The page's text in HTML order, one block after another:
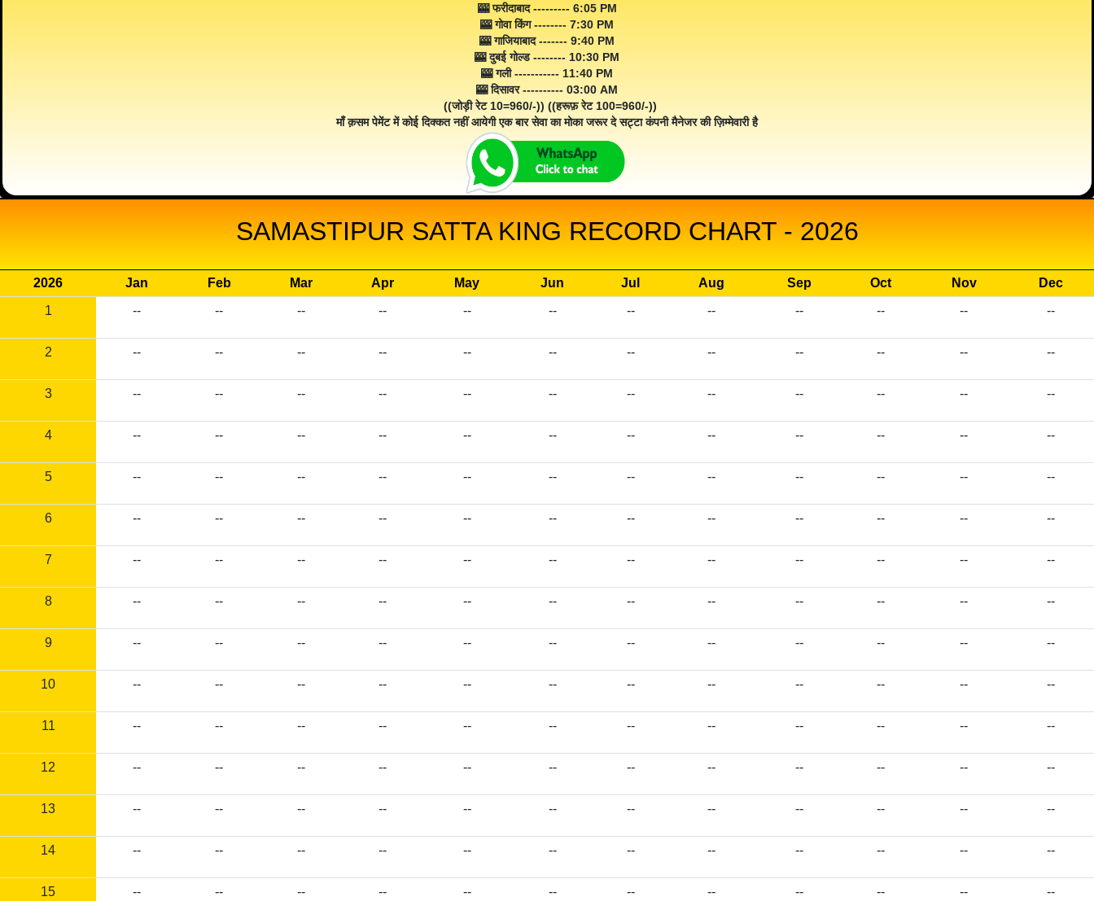
🎰 फरीदाबाद --------- 6:05 PM
🎰 गोवा किंग -------- 7:30 PM
🎰 गाजियाबाद ------- 9:40 PM
🎰 दुबई गोल्ड -------- 10:30 PM
🎰 गली ----------- 11:40 PM
🎰 दिसावर ---------- 03:00 AM
((जोड़ी रेट 10=960/-)) ((हरूफ़ रेट 100=960/-))
माँ क़सम पेमेंट में कोई दिक्कत नहीं आयेगी एक बार सेवा का मोका जरूर दे सट्टा कंपनी मैनेजर की ज़िम्मेवारी है
SAMASTIPUR SATTA KING RECORD CHART - 2026
2026 Jan Feb Mar Apr May Jun Jul Aug Sep Oct Nov
Dec
1
-- -- -- -- -- -- -- -- -- -- -- --
2 -- -- -- -- -- -- -- -- -- -- -- --
3 -- -- -- -- -- -- -- -- -- -- -- --
4 -- -- -- -- -- -- -- -- -- -- -- --
5 -- -- -- -- -- -- -- -- -- -- -- --
6 -- -- -- -- -- -- -- -- -- -- -- --
7 -- -- -- -- -- -- -- -- -- -- -- --
8 -- -- -- -- -- -- -- -- -- -- -- --
9 -- -- -- -- -- -- -- -- -- -- -- --
10 -- -- -- -- -- -- -- -- -- -- -- --
11 -- -- -- -- -- -- -- -- -- -- -- --
12 -- -- -- -- -- -- -- -- -- -- -- --
13 -- -- -- -- -- -- -- -- -- -- -- --
14 -- -- -- -- -- -- -- -- -- -- -- --
15 -- -- -- -- -- -- -- -- -- -- -- --